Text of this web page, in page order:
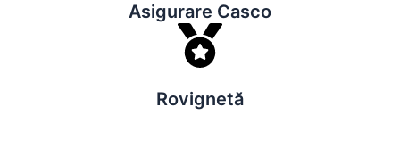
Asigurare Casco
Rovignetă